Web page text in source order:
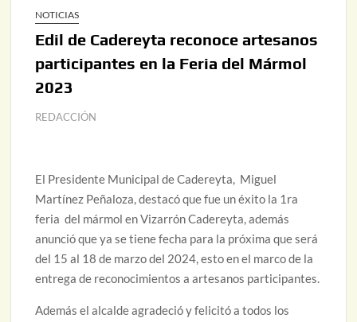
NOTICIAS
Edil de Cadereyta reconoce artesanos
participantes en la Feria del Mármol
2023
REDACCIÓN
El Presidente Municipal de Cadereyta, Miguel
Martínez Peñaloza, destacó que fue un éxito la 1ra
feria del mármol en Vizarrón Cadereyta, además
anunció que ya se tiene fecha para la próxima que será
del 15 al 18 de marzo del 2024, esto en el marco de la
entrega de reconocimientos a artesanos participantes.
Además el alcalde agradeció y felicitó a todos los